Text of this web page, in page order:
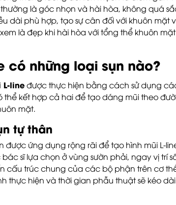
là góc nhọn và hài hòa, không quá
dài phù hợp, tạo sự cân đối với khuôn mặt
là đẹp khi hài hòa với tổng thể khuôn
có những loại sụn nào?
lineđược thực hiện bằng cách sử dụng
kết hợp cả hai để tạo dáng mũi theo
mặt.
tự thân
được ứng dụng rộng rãi để tạo hình mũi L-
sĩ lựa chọn ở vùng sườn phải, ngay vị trí
cấu trúc chung của các bộ phận trên cơ
thực hiện và thời gian phẫu thuật sẽ kéo